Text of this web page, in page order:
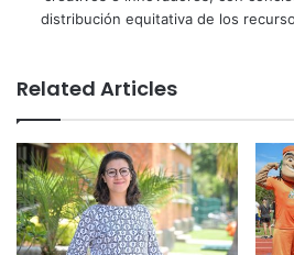
distribución equitativa de los
Related Articles